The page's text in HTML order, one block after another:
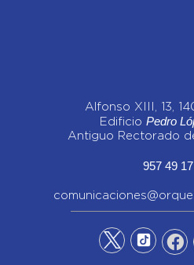
Alfonso XIII, 13,
Edificio Pedro
Antiguo Rectorado
957 49